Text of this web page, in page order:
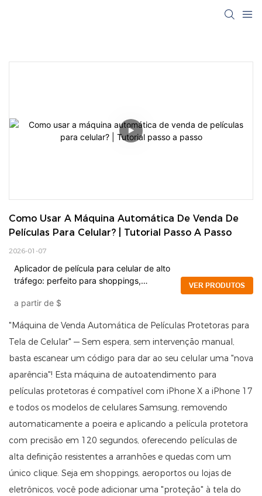
Como Usar A Máquina Automática De Venda De
Películas Para Celular? | Tutorial Passo A Passo
2026-01-07
Aplicador de película para celular de alto
tráfego: perfeito para shoppings,
a partir de $
VER PRODUTOS
"Máquina de Venda Automática de Películas Protetoras para
Tela de Celular" — Sem espera, sem intervenção manual,
basta escanear um código para dar ao seu celular uma "nova
aparência"! Esta máquina de autoatendimento para
películas protetoras é compatível com iPhone X a iPhone 17
e todos os modelos de celulares Samsung, removendo
automaticamente a poeira e aplicando a película protetora
com precisão em 120 segundos, oferecendo películas de
alta definição resistentes a arranhões e quedas com um
único clique. Seja em shoppings, aeroportos ou lojas de
eletrônicos, você pode adicionar uma "proteção" à tela do